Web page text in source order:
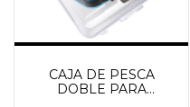
CAJA DE PESCA
DOBLE PARA